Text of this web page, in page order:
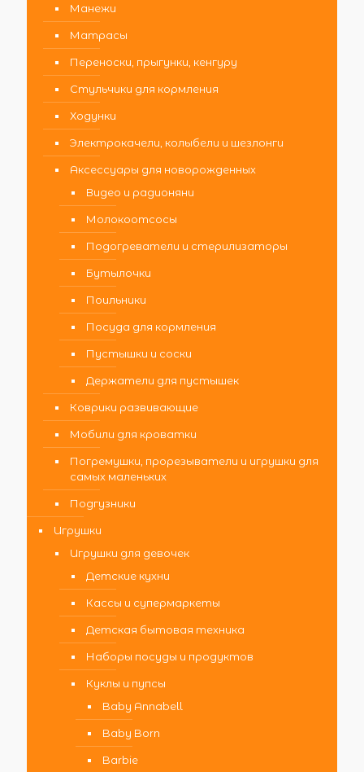
Манежи
Матрасы
Переноски, прыгунки, кенгуру
Стульчики для кормления
Ходунки
Электрокачели, колыбели и шезлонги
Аксессуары для новорожденных
Видео и радионяни
Молокоотсосы
Подогреватели и стерилизаторы
Бутылочки
Поильники
Посуда для кормления
Пустышки и соски
Держатели для пустышек
Коврики развивающие
Мобили для кроватки
Погремушки, прорезыватели и игрушки для
самых маленьких
Подгузники
Игрушки
Игрушки для девочек
Детские кухни
Кассы и супермаркеты
Детская бытовая техника
Наборы посуды и продуктов
Куклы и пупсы
Baby Annabell
Baby Born
Barbie